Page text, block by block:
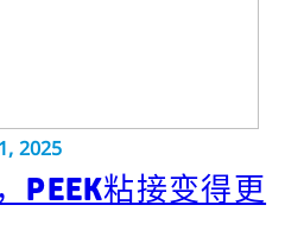
2025
PEEK粘接变得更